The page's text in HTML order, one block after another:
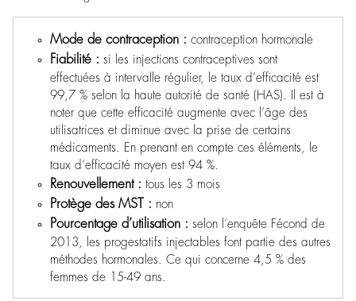
Mode de contraception : contraception hormonale
Fiabilité : si les injections contraceptives sont
effectuées à intervalle régulier, le taux d’efficacité est
99,7 % selon la haute autorité de santé (HAS). Il est à
noter que cette efficacité augmente avec l’âge des
utilisatrices et diminue avec la prise de certains
médicaments. En prenant en compte ces éléments, le
taux d’efficacité moyen est 94 %.
Renouvellement : tous les 3 mois
Protège des MST : non
Pourcentage d’utilisation : selon l’enquête Fécond de
2013, les progestatifs injectables font partie des autres
méthodes hormonales. Ce qui concerne 4,5 % des
femmes de 15-49 ans.